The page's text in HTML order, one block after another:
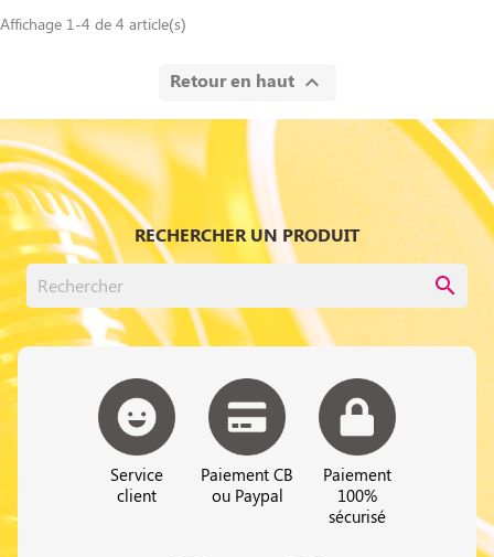
Affichage 1-4 de 4 article(s)
Retour en haut 
RECHERCHER UN PRODUIT
search
Service
client
Paiement CB
ou Paypal
Paiement
100%
sécurisé